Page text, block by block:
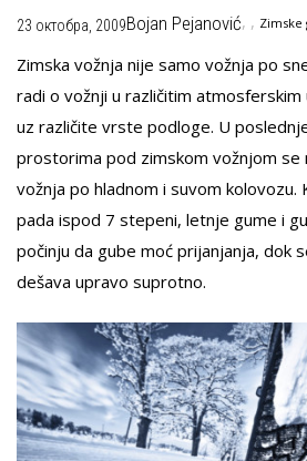
Bojan Pejanović,
23 октобра, 2009 , Zimske
Zimska vožnja nije samo vožnja po
radi o vožnji u različitim atmosferskim
uz različite vrste podloge. U
prostorima pod zimskom vožnjom se
vožnja po hladnom i suvom kolovozu.
pada ispod 7 stepeni, letnje gume i
počinju da gube moć prijanjanja, dok
dešava upravo suprotno.